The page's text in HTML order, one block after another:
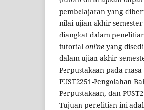
pembelajaran yang
nilai ujian akhir
diangkat dalam
tutorial online yang
dalam ujian akhir
Perpustakaan pada
PUST2251-Pengolahan
Perpustakaan, dan
Tujuan penelitian ini